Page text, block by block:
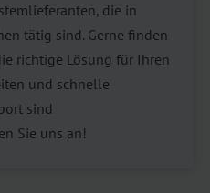
die in
tätig sind. Gerne finden
richtige Lösung für Ihren
und schnelle
sind
Sie uns an!